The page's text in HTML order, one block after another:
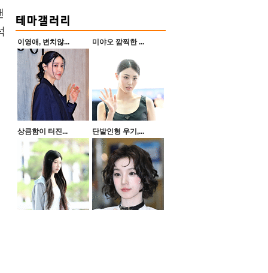
이영애, 변치않... 미야오 깜찍한 ...
상큼함이 터진... 단발인형 우기,...